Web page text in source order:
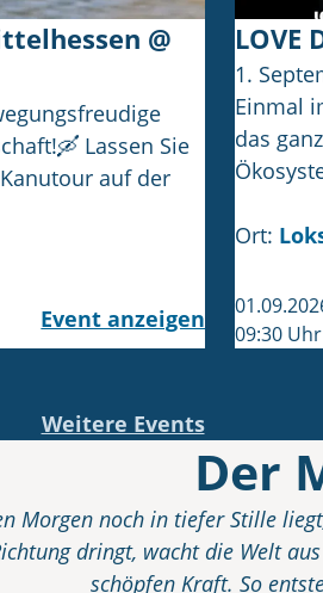
@
Lassen Sie
auf der
Event anzeigen
LOVE
1.
Einmal
das
Ort:
09:30 Uhr
Weitere Events
Der
Morgen noch in tiefer Stille
dringt, wacht die Welt
schöpfen Kraft. So